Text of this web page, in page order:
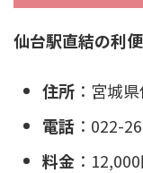
仙台駅直結の利
住所 ：宮城
電話 ：022-
料金 ：